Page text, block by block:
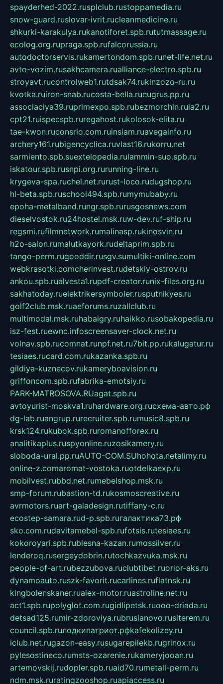
spayderhed-2022.rusplclub.rustoppamedia.ru
snow-guard.ruslovar-ivrit.rucleanmedicine.ru
shkurki-karakulya.rukanotiforet.spb.rututmassage.ru
ecolog.org.rupraga.spb.rufalcorussia.ru
autodoctorservis.rukamertondom.spb.runet-life.net.ru
avto-vozim.rusakhcamera.rualliance-electro.spb.ru
stroyavt.rucontrolweb1.rutdsak74.rukinzozo-ru.ru
kvotka.ruiron-snab.rucosta-bella.rueugrus.pp.ru
associaciya39.ruprimexpo.spb.rubezmorchin.ruia2.ru
cpt21.ruispecspb.ruregahost.rukolosok-elita.ru
tae-kwon.ruconsrio.com.ruinsiam.ruavegainfo.ru
archery161.rubigencyclica.ruvlast16.rukorru.net
sarmiento.spb.suextelopedia.rulammin-suo.spb.ru
iskatour.spb.rusnpi.org.rurunning-line.ru
krygeva-spa.ruchel.net.rurust-loco.rudugshop.ru
hl-beta.spb.ruschool494.spb.rumymubaby.ru
epoha-metalband.rungr.spb.rurusgosnews.com
dieselvostok.ru24hostel.msk.ruw-dev.ruf-ship.ru
regsmi.rufilmnetwork.rumalinasp.rukinosvin.ru
h2o-salon.rumalutkayork.rudeltaprim.spb.ru
tango-perm.rugooddir.rusgv.sumultiki-online.com
webkrasotki.comcherinvest.rudetskiy-ostrov.ru
ankou.spb.rualvesta1.rupdf-creator.runix-files.org.ru
sakhatoday.ruelektrikersymboler.rusputnikyes.ru
golf2club.msk.ruaeforums.ruzallclub.ru
multimodal.msk.ruhabaigry.ruhaikko.rusobakopedia.ru
isz-fest.ruewnc.infoscreensaver-clock.net.ru
volnav.spb.rucomnat.runpf.net.ru7bit.pp.rukalugatur.ru
tesiaes.rucard.com.rukazanka.spb.ru
gildiya-kuznecov.rukameryboavision.ru
griffoncom.spb.rufabrika-emotsiy.ru
PARK-MATROSOVA.RUagat.spb.ru
avtoyurist-moskva1.ruhardware.org.ruсхема-авто.рф
dg-lab.ruangrup.rurecruiter.spb.rumusic8.spb.ru
krsk124.rukubok.spb.ruromanofforex.ru
analitikaplus.ruspyonline.ruzosikamery.ru
sloboda-ural.pp.ruAUTO-COM.SUhohota.netalimy.ru
online-z.comaromat-vostoka.ruotdelkaexp.ru
mobilvest.rubbd.net.rumebelshop.msk.ru
smp-forum.rubastion-td.rukosmoscreative.ru
avrmotors.ruart-galadesign.rutiffany-c.ru
ecostep-samara.rud-p.spb.ruгалактика73.рф
sko.com.rudavitamebel-spb.rufotsis.rutesiaes.ru
kokoroyari.spb.rublesna-kazan.rumossilver.ru
lenderoq.rusergeydobrin.rutochkazvuka.msk.ru
people-of-art.rubezzubova.ruclubtibet.ruorior-aks.ru
dynamoauto.ruszk-favorit.rucarlines.ruflatnsk.ru
kingbolenskaner.rualex-motor.ruastroline.net.ru
act1.spb.rupolyglot.com.rugidlipetsk.ruooo-driada.ru
detsad125.rumir-zdoroviya.rubruslanovo.rusiterem.ru
council.spb.ruлодкипатриот.рфkafekolizey.ru
iclub.net.rugazon-easy.rusugarepilekb.rugrinox.ru
pylesostineco.rumsts-ozarenie.rukameryjooan.ru
artemovskij.rudopler.spb.ruaid70.rumetall-perm.ru
ndm.msk.ruratingzooshop.ruapiaccess.ru